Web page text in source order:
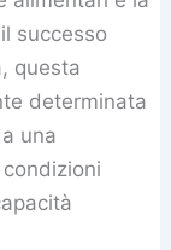
successo
questa
determinata
una